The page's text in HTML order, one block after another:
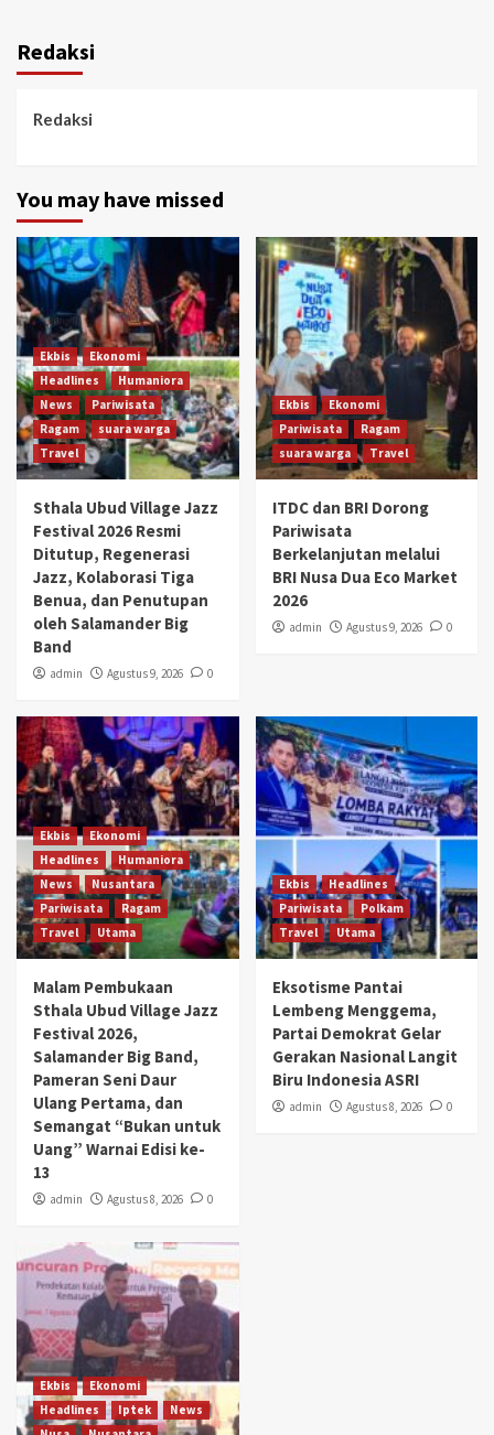
Redaksi
Redaksi
You may have missed
Ekbis
Ekonomi
Headlines
Humaniora
News
Pariwisata
Ragam
suara warga
Travel
Sthala Ubud Village Jazz
Festival 2026 Resmi
Ditutup, Regenerasi
Jazz, Kolaborasi Tiga
Benua, dan Penutupan
oleh Salamander Big
Band
admin Agustus 9, 2026 0
Ekbis
Ekonomi
Pariwisata
Ragam
suara warga
Travel
ITDC dan BRI Dorong
Pariwisata
Berkelanjutan melalui
BRI Nusa Dua Eco Market
2026
admin Agustus 9, 2026 0
Ekbis
Ekonomi
Headlines
Humaniora
News
Nusantara
Pariwisata
Ragam
Travel
Utama
Malam Pembukaan
Sthala Ubud Village Jazz
Festival 2026,
Salamander Big Band,
Pameran Seni Daur
Ulang Pertama, dan
Semangat “Bukan untuk
Uang” Warnai Edisi ke-
13
admin Agustus 8, 2026 0
Ekbis
Headlines
Pariwisata
Polkam
Travel
Utama
Eksotisme Pantai
Lembeng Menggema,
Partai Demokrat Gelar
Gerakan Nasional Langit
Biru Indonesia ASRI
admin Agustus 8, 2026 0
Ekbis
Ekonomi
Headlines
Iptek
News